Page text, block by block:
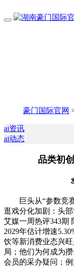
豪门国际官网
ai资讯
ai动态
品类初
巨头从“参数竞赛
逛戏分化加剧：头
艾媒一周热评343期
2029年估计增速
饮等新消费业态兴
局；他们为何成为
会员的采办疑问；